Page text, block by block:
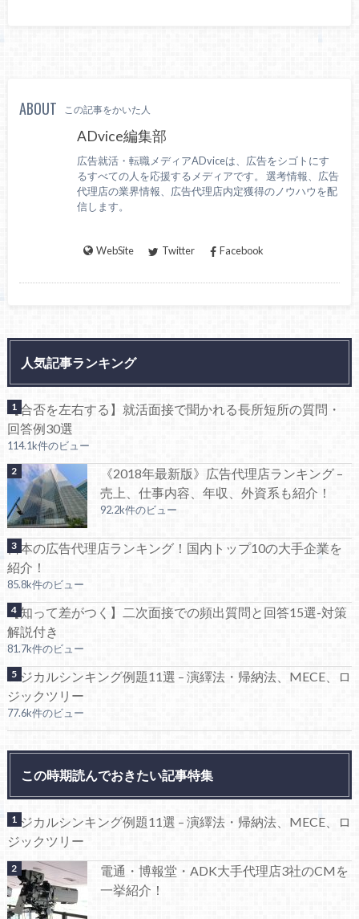
ABOUT この記事をかいた人
ADvice編集部
広告就活・転職メディアADviceは、広告をシゴトにす
るすべての人を応援するメディアです。 選考情報、広告
代理店の業界情報、広告代理店内定獲得のノウハウを配
信します。
WebSite Twitter Facebook
人気記事ランキング
【合否を左右する】就活面接で聞かれる長所短所の質問・
回答例30選
114.1k件のビュー
《2018年最新版》広告代理店ランキング –
売上、仕事内容、年収、外資系も紹介！
92.2k件のビュー
日本の広告代理店ランキング！国内トップ10の大手企業を
紹介！
85.8k件のビュー
【知って差がつく】二次面接での頻出質問と回答15選-対策
解説付き
81.7k件のビュー
ロジカルシンキング例題11選 – 演繹法・帰納法、MECE、ロ
ジックツリー
77.6k件のビュー
この時期読んでおきたい記事特集
ロジカルシンキング例題11選 – 演繹法・帰納法、MECE、ロ
ジックツリー
電通・博報堂・ADK大手代理店3社のCMを
一挙紹介！